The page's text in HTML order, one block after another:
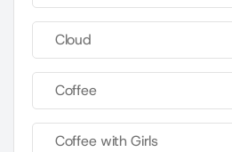
Cloud
Coffee
Coffee with Girls